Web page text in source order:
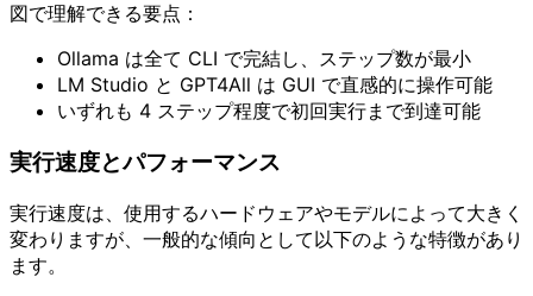
図で理解できる要点：
Ollama は全て CLI で完結し、ステップ数が最小
LM Studio と GPT4All は GUI で直感的に操作可能
いずれも 4 ステップ程度で初回実行まで到達可能
実行速度とパフォーマンス
実行速度は、使用するハードウェアやモデルによって大きく
変わりますが、一般的な傾向として以下のような特徴があり
ます。